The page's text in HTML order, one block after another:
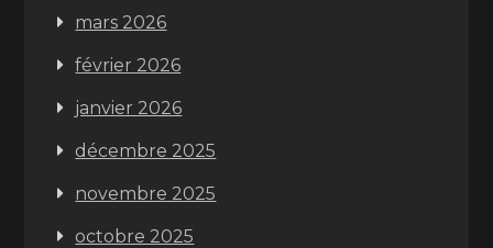
mars 2026
février 2026
janvier 2026
décembre 2025
novembre 2025
octobre 2025